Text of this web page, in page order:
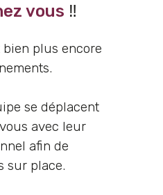
vous ‼️
plus encore
se déplacent
avec leur
afin de
sur place.